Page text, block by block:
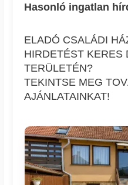
Hasonló ingatlan
ELADÓ CSALÁDI
HIRDETÉST KERES
TERÜLETÉN?
TEKINTSE MEG
AJÁNLATAINKAT!